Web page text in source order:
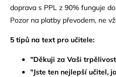
doprava s PPL z 90% funguje
Pozor na platby převodem, ne
5 tipů na text pro učitele:
"Děkuji za Vaši
"Jste ten nejlepší učitel,